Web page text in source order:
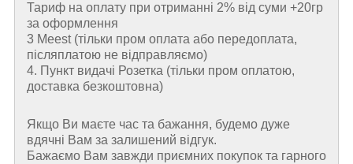
Тариф на оплату при отриманні 2% від суми +20гр
за оформлення
3 Meest (тільки пром оплата або передоплата,
післяплатою не відправляємо)
4. Пункт видачі Розетка (тільки пром оплатою,
доставка безкоштовна)
Якщо Ви маєте час та бажання, будемо дуже
вдячні Вам за залишений відгук.
Бажаємо Вам завжди приємних покупок та гарного